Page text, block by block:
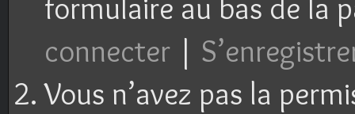
formulaire au bas de la
connecter |
Vous n’avez pas la